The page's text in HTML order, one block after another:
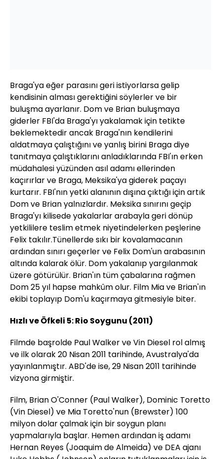
Braga'ya eğer parasını geri istiyorlarsa gelip
kendisinin alması gerektiğini söylerler ve bir
buluşma ayarlanır. Dom ve Brian buluşmaya
giderler FBI'da Braga'yı yakalamak için tetikte
beklemektedir ancak Braga'nın kendilerini
aldatmaya çalıştığını ve yanlış birini Braga diye
tanıtmaya çalıştıklarını anladıklarında FBI'ın erken
müdahalesi yüzünden asıl adamı ellerinden
kaçırırlar ve Braga, Meksika'ya giderek paçayı
kurtarır. FBI'nın yetki alanının dışına çıktığı için artık
Dom ve Brian yalnızlardır. Meksika sınırını geçip
Braga'yı kilisede yakalarlar arabayla geri dönüp
yetkililere teslim etmek niyetindelerken peşlerine
Felix takılır.Tünellerde sıkı bir kovalamacanın
ardından sınırı geçerler ve Felix Dom'un arabasının
altında kalarak ölür. Dom yakalanıp yargılanmak
üzere götürülür. Brian'ın tüm çabalarına rağmen
Dom 25 yıl hapse mahkûm olur. Film Mia ve Brian'ın
ekibi toplayıp Dom'u kaçırmaya gitmesiyle biter.
Hızlı ve Öfkeli 5: Rio Soygunu (2011)
Filmde başrolde Paul Walker ve Vin Diesel rol almış
ve ilk olarak 20 Nisan 2011 tarihinde, Avustralya'da
yayınlanmıştır. ABD'de ise, 29 Nisan 2011 tarihinde
vizyona girmiştir.
Film, Brian O'Conner (Paul Walker), Dominic Toretto
(Vin Diesel) ve Mia Toretto'nun (Brewster) 100
milyon dolar çalmak için bir soygun planı
yapmalarıyla başlar. Hemen ardından iş adamı
Hernan Reyes (Joaquim de Almeida) ve DEA ajanı